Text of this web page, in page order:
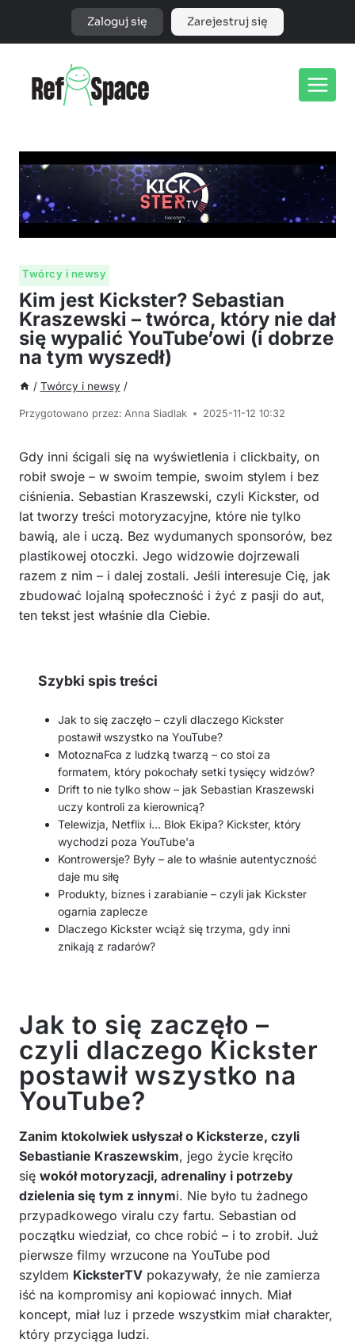
treści
Zaloguj się Zarejestruj się
Twórcy i newsy
Kim jest Kickster? Sebastian
Kraszewski – twórca, który nie dał
się wypalić YouTube’owi (i dobrze
na tym wyszedł)
/ Twórcy i newsy /
Przygotowano przez: Anna Siadlak 2025-11-12 10:32
Gdy inni ścigali się na wyświetlenia i clickbaity, on
robił swoje – w swoim tempie, swoim stylem i bez
ciśnienia. Sebastian Kraszewski, czyli Kickster, od
lat tworzy treści motoryzacyjne, które nie tylko
bawią, ale i uczą. Bez wydumanych sponsorów, bez
plastikowej otoczki. Jego widzowie dojrzewali
razem z nim – i dalej zostali. Jeśli interesuje Cię, jak
zbudować lojalną społeczność i żyć z pasji do aut,
ten tekst jest właśnie dla Ciebie.
Szybki spis treści
Jak to się zaczęło – czyli dlaczego Kickster
postawił wszystko na YouTube?
MotoznaFca z ludzką twarzą – co stoi za
formatem, który pokochały setki tysięcy widzów?
Drift to nie tylko show – jak Sebastian Kraszewski
uczy kontroli za kierownicą?
Telewizja, Netflix i… Blok Ekipa? Kickster, który
wychodzi poza YouTube'a
Kontrowersje? Były – ale to właśnie autentyczność
daje mu siłę
Produkty, biznes i zarabianie – czyli jak Kickster
ogarnia zaplecze
Dlaczego Kickster wciąż się trzyma, gdy inni
znikają z radarów?
Jak to się zaczęło –
czyli dlaczego Kickster
postawił wszystko na
YouTube?
Zanim ktokolwiek usłyszał o Kicksterze, czyli
Sebastianie Kraszewskim, jego życie kręciło
się wokół motoryzacji, adrenaliny i potrzeby
dzielenia się tym z innymi. Nie było tu żadnego
przypadkowego viralu czy fartu. Sebastian od
początku wiedział, co chce robić – i to zrobił. Już
pierwsze filmy wrzucone na YouTube pod
szyldem KicksterTV pokazywały, że nie zamierza
iść na kompromisy ani kopiować innych. Miał
koncept, miał luz i przede wszystkim miał charakter,
który przyciąga ludzi.